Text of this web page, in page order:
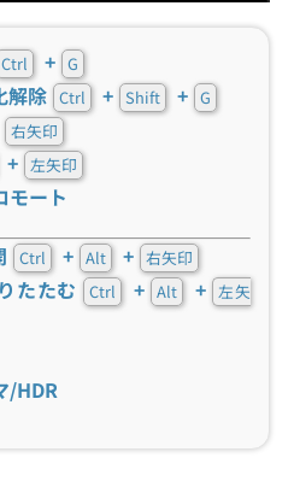
Ctrl + G
解除 Ctrl + Shift + G
右矢印
+ 左矢印
モート
Ctrl + Alt + 右矢印
たたむ Ctrl + Alt + 左矢
/HDR